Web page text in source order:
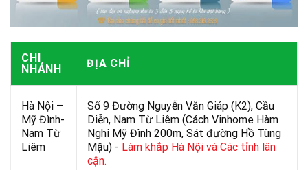
CHI
NHÁNH
ĐỊA CHỈ
Hà Nội –
Mỹ Đình-
Nam Từ
Liêm
Số 9 Đường Nguyễn Văn Giáp (K2), Cầu
Diễn, Nam Từ Liêm (Cách Vinhome Hàm
Nghi Mỹ Đình 200m, Sát đường Hồ Tùng
Mậu) - Làm khắp Hà Nội và Các tỉnh lân
cận.